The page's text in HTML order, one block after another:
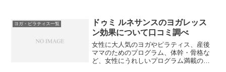
ヨガ・ピラティス一覧
ドゥミ ルネサンスのヨガレッス
ン効果について口コミ調べ
女性に大人気のヨガやピラティス、産後
ママのためのプログラム、体幹・骨格な
ど、女性にうれしいプログラム満載のド